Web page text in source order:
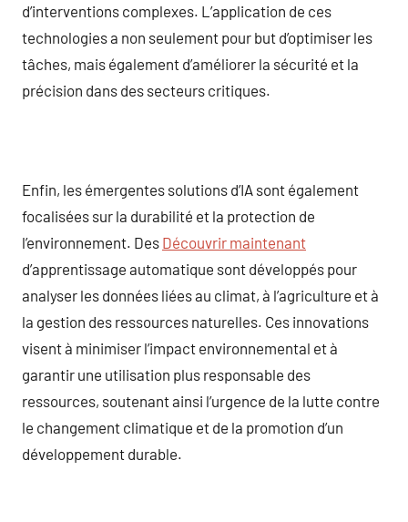
d’interventions complexes. L’application de ces
technologies a non seulement pour but d’optimiser les
tâches, mais également d’améliorer la sécurité et la
précision dans des secteurs critiques.
Enfin, les émergentes solutions d’IA sont également
focalisées sur la durabilité et la protection de
l’environnement. Des Découvrir maintenant
d’apprentissage automatique sont développés pour
analyser les données liées au climat, à l’agriculture et à
la gestion des ressources naturelles. Ces innovations
visent à minimiser l’impact environnemental et à
garantir une utilisation plus responsable des
ressources, soutenant ainsi l’urgence de la lutte contre
le changement climatique et de la promotion d’un
développement durable.